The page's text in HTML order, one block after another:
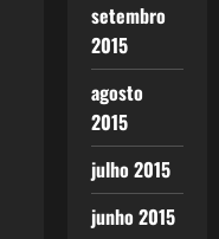
setembro
2015
agosto
2015
julho 2015
junho 2015